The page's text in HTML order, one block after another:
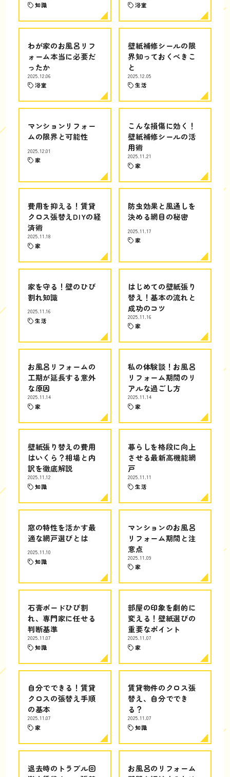
知識 浴室
わが家のお風呂リフ
ォーム本当に必要だ
ったか
2025.12.06
浴室
壁紙補修シールの限
界知っておくべきこ
と
2025.12.05
生活
マンションリフォー
ムの限界と可能性
2025.12.01
家
こんな損傷に効く！
壁紙補修シールの活
用術
2025.11.21
家
費用を抑える！賃貸
クロス張替えDIYの経
済術
2025.11.18
家
防虫効果と風通しを
決める網目の秘密
2025.11.17
家
家を守る！壁のひび
割れ知識
2025.11.16
生活
はじめての壁紙張り
替え！基本の流れと
成功のコツ
2025.11.16
家
お風呂リフォームの
工期が延長する意外
な原因
2025.11.14
家
私の体験談！お風呂
リフォーム期間のリ
アルな過ごし方
2025.11.14
家
壁紙張り替えの費用
はいくら？相場と内
訳を徹底解説
2025.11.12
知識
暮らしを格段に向上
させる最新高機能網
戸
2025.11.11
生活
窓の特性を活かす最
適な網戸選びとは
2025.11.10
知識
マンションのお風呂
リフォーム期間と注
意点
2025.11.09
家
石膏ボードひび割
れ、専門家に任せる
判断基準
2025.11.07
知識
部屋の印象を劇的に
変える！壁紙選びの
重要なポイント
2025.11.07
家
自分でできる！賃貸
クロスの張替え手順
の基本
2025.11.07
家
賃貸物件のクロス張
替え、自分ででき
る？
2025.11.07
知識
退去時のトラブル回
お風呂のリフォーム